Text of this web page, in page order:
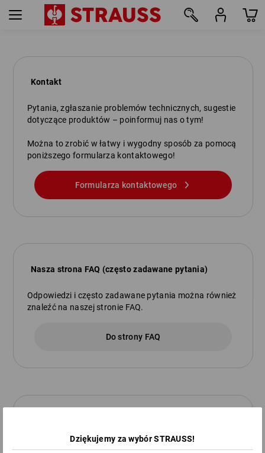
Kontakt
Pytania, zgłaszanie problemów technicznych, sugestie
dotyczące produktów – poinformuj nas o tym!
Można to zrobić w łatwy i wygodny sposób za pomocą
poniższego formularza kontaktowego!
Formularza kontaktowego
Nasza strona FAQ (często zadawane pytania)
Odpowiedzi i często zadawane pytania można również
znaleźć na naszej stronie FAQ.
Do strony FAQ
Zamówienia, informacje
Dziękujemy za wybór STRAUSS!